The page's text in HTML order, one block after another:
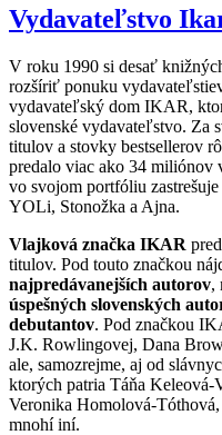
Vydavateľstvo
V roku 1990 si desať
rozšíriť ponuku
vydavateľský dom IKAR,
slovenské vydavateľstvo. Za
titulov a stovky bestsellerov
predalo viac ako 34
vo svojom portfóliu
YOLi, Stonožka a Ajna.
Vlajková značka IKAR
titulov. Pod touto značkou
najpredávanejších autorov,
úspešných slovenských
debutantov. Pod značkou
J.K. Rowlingovej, Dana
ale, samozrejme, aj od
ktorých patria Táňa Keleová-
Veronika Homolová-
mnohí iní.